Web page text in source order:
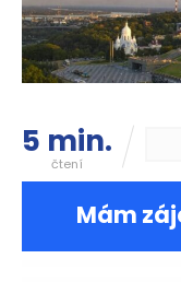
5 min.
čtení
Mám